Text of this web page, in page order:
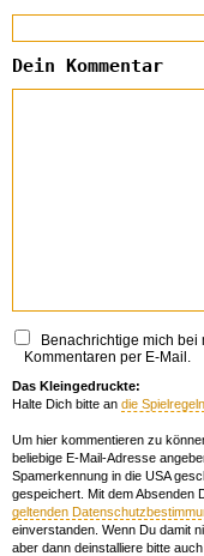
Dein Kommentar
Benachrichtige mich bei
Kommentaren per E-Mail.
Das Kleingedruckte:
Halte Dich bitte an die Spielregeln
Um hier kommentieren zu
beliebige E-Mail-Adresse
Spamerkennung in die USA
gespeichert. Mit dem Absenden
geltenden
einverstanden. Wenn Du damit
aber dann deinstalliere bitte